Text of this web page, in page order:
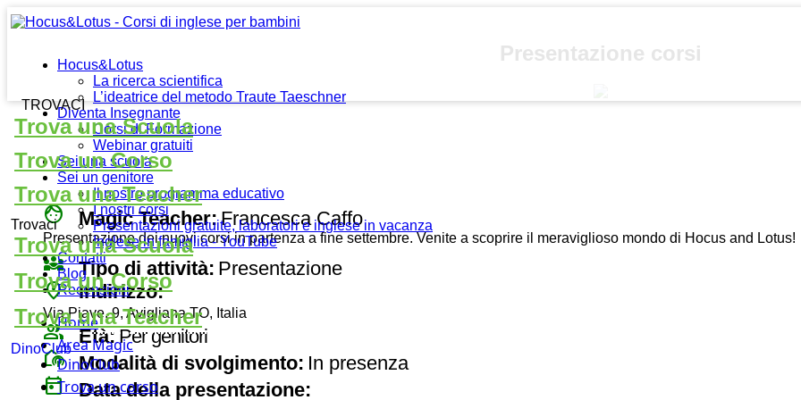
Hocus&Lotus
La ricerca scientifica
L’ideatrice del metodo Traute Taeschner
Diventa Insegnante
Corsi di Formazione
Webinar gratuiti
Sei una scuola
Sei un genitore
Il nostro programma educativo
I nostri corsi
Presentazioni gratuite, laboratori e inglese in vacanza
Inglese in famiglia - YouTube
Contatti
Blog
Recensioni
Home
Area Magic
DinoClub
Trova un corso
TROVACI
Trova una Scuola
Trova un Corso
Trova una Teacher
Trovaci
Trova una Scuola
Trova un Corso
Trova una Teacher
DinoClub
Presentazione corsi
face Magic Teacher:Francesca Caffo
Presentazione dei nuovi corsi in partenza a fine settembre. Venite a scoprire il meraviglioso mondo di Hocus and Lotus!
diversity_3 Tipo di attività: Presentazione
place Indirizzo:
Via Piave, 9, Avigliana TO, Italia
group Età: Per genitori
broadcast_on_personal Modalità di svolgimento: In presenza
today Data della presentazione: